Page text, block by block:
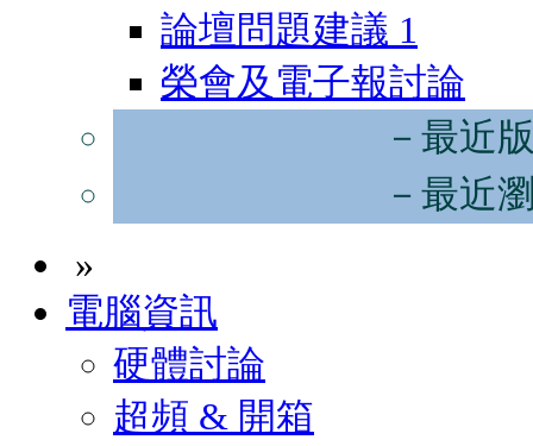
論壇問題建議 1
榮會及電子報討論
－最近
－最近
»
電腦資訊
硬體討論
超頻 & 開箱